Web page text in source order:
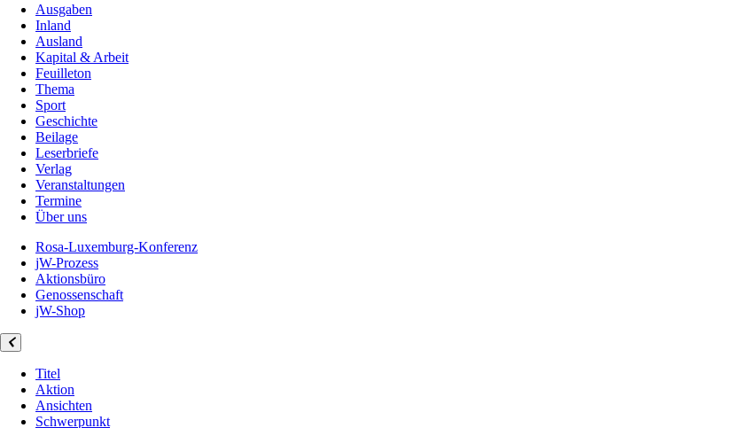
Ausgaben
Inland
Ausland
Kapital & Arbeit
Feuilleton
Thema
Sport
Geschichte
Beilage
Leserbriefe
Verlag
Veranstaltungen
Termine
Über uns
Rosa-Luxemburg-Konferenz
jW-Prozess
Aktionsbüro
Genossenschaft
jW-Shop
Titel
Aktion
Ansichten
Schwerpunkt